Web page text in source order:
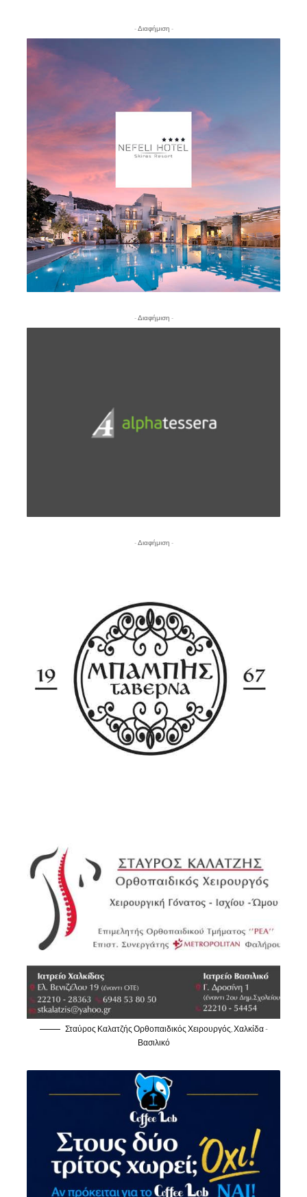
- Διαφήμιση -
- Διαφήμιση -
- Διαφήμιση -
Σταύρος Καλατζής Ορθοπαιδικός Χειρουργός, Χαλκίδα -
Βασιλικό